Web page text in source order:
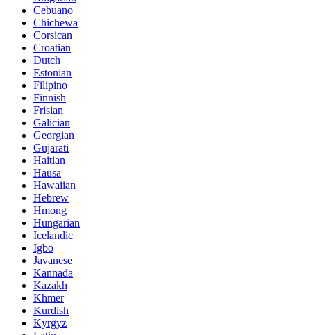
Cebuano
Chichewa
Corsican
Croatian
Dutch
Estonian
Filipino
Finnish
Frisian
Galician
Georgian
Gujarati
Haitian
Hausa
Hawaiian
Hebrew
Hmong
Hungarian
Icelandic
Igbo
Javanese
Kannada
Kazakh
Khmer
Kurdish
Kyrgyz